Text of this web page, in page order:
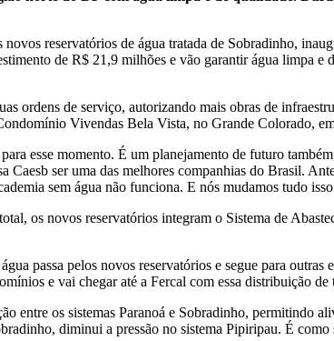
reservatórios de água tratada de Sobradinho,
de R$ 21,9 milhões e vão garantir água limpa
ordens de serviço, autorizando mais obras de
Vivendas Bela Vista, no Grande Colorado,
esse momento. É um planejamento de futuro
Caesb ser uma das melhores companhias do Brasil.
sem água não funciona. E nós mudamos tudo
os novos reservatórios integram o Sistema de
passa pelos novos reservatórios e segue para
e vai chegar até a Fercal com essa distribuição de
entre os sistemas Paranoá e Sobradinho, permitindo
diminui a pressão no sistema Pipiripau. É